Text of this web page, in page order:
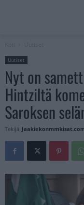
Uutiset
Nyt on
Hintziltä
Saroksen
Tekijä